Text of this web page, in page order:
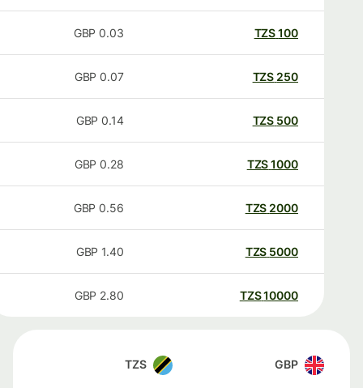
100
TZS
0.03
GBP
250
TZS
0.07
GBP
500
TZS
0.14
GBP
1000
TZS
0.28
GBP
2000
TZS
0.56
GBP
5000
TZS
1.40
GBP
10000
TZS
2.80
GBP
GBP
TZS